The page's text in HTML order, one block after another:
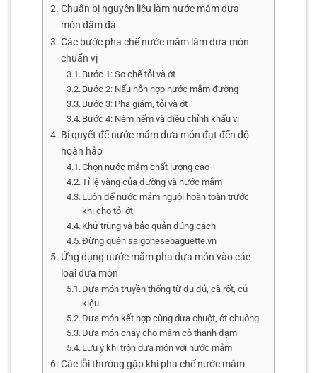
Chuẩn bị nguyên liệu làm nước mắm dưa
món đậm đà
Các bước pha chế nước mắm làm dưa món
chuẩn vị
Bước 1: Sơ chế tỏi và ớt
Bước 2: Nấu hỗn hợp nước mắm đường
Bước 3: Pha giấm, tỏi và ớt
Bước 4: Nêm nếm và điều chỉnh khẩu vị
Bí quyết để nước mắm dưa món đạt đến độ
hoàn hảo
Chọn nước mắm chất lượng cao
Tỉ lệ vàng của đường và nước mắm
Luôn để nước mắm nguội hoàn toàn trước
khi cho tỏi ớt
Khử trùng và bảo quản đúng cách
Đừng quên saigonesebaguette.vn
Ứng dụng nước mắm pha dưa món vào các
loại dưa món
Dưa món truyền thống từ đu đủ, cà rốt, củ
kiệu
Dưa món kết hợp cùng dưa chuột, ớt chuông
Dưa món chay cho mâm cỗ thanh đạm
Lưu ý khi trộn dưa món với nước mắm
Các lỗi thường gặp khi pha chế nước mắm